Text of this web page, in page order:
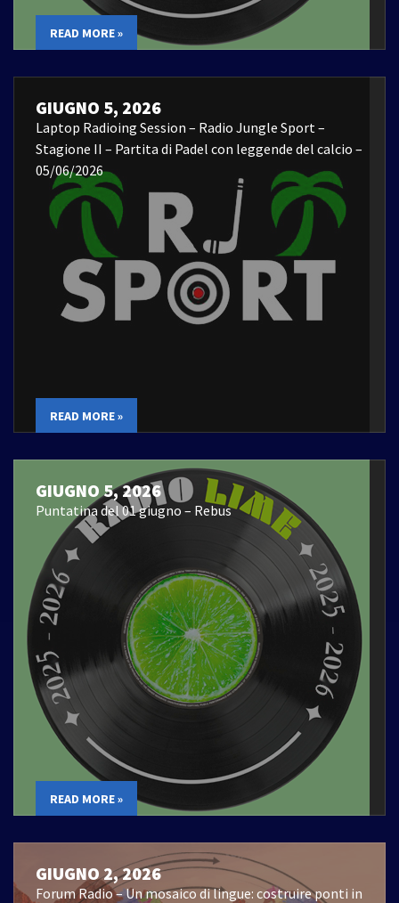
READ MORE »
GIUGNO 5, 2026
Laptop Radioing Session – Radio Jungle Sport –
Stagione II – Partita di Padel con leggende del calcio –
05/06/2026
READ MORE »
GIUGNO 5, 2026
Puntatina del 01 giugno – Rebus
READ MORE »
GIUGNO 2, 2026
Forum Radio – Un mosaico di lingue: costruire ponti in